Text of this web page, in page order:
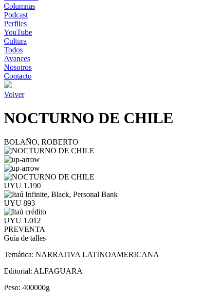
Columnas
Podcast
Perfiles
YouTube
Cultura
Todos
Avances
Nosotros
Contacto
Volver
NOCTURNO DE CHILE
BOLAÑO, ROBERTO
UYU 1.190
UYU 893
UYU 1.012
PREVENTA
Guía de talles
Temática: NARRATIVA LATINOAMERICANA
Editorial: ALFAGUARA
Peso: 400000g